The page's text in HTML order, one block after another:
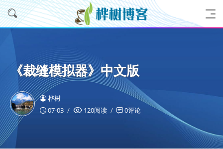
《裁缝模拟器》中文版
桦树
07-03
120阅读 0评论